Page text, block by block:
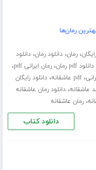
رمان‌ها
،رمان،دانلود رمان،دانلود
دانلود pdf رمان ،رمان ایرانی pdf ،
،pdf عاشقانه ،دانلود رایگان
عاشقانه،دانلود رمان عاشقانه
،رمان عاشقانه
دانلود کتاب